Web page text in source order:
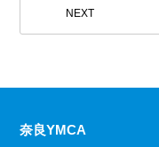
NEXT
奈良YMCA